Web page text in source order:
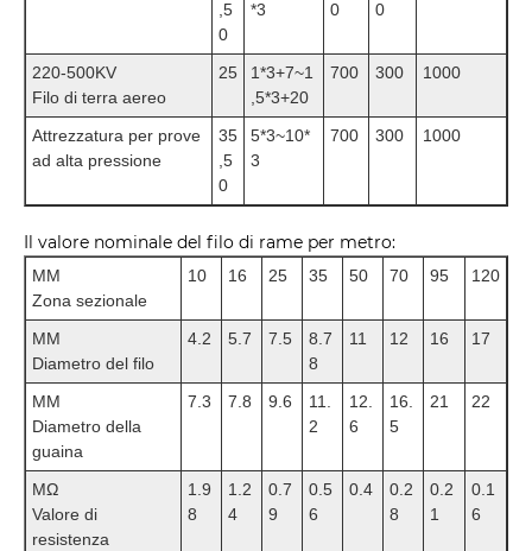
,5
0
*3 0 0
220-500KV
Filo di terra aereo
25
1*3+7~1
,5*3+20
700 300 1000
Attrezzatura per prove
ad alta pressione
35
,5
0
5*3~10*
3
700 300 1000
Il valore nominale del filo di rame per metro:
MM
Zona sezionale
10 16 25 35 50 70 95 120
MM
Diametro del filo
4.2 5.7 7.5
8.7
8
11 12 16 17
MM
Diametro della
guaina
7.3 7.8 9.6
11.
2
12.
6
16.
5
21 22
MΩ
Valore di
resistenza
1.9
8
1.2
4
0.7
9
0.5
6
0.4
0.2
8
0.2
1
0.1
6